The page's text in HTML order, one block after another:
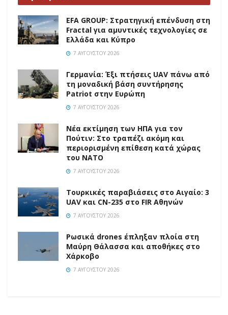
EFA GROUP: Στρατηγική επένδυση στη
Fractal για αμυντικές τεχνολογίες σε
Ελλάδα και Κύπρο
7 ΑΥΓΟΎΣΤΟΥ 2026
Γερμανία: Έξι πτήσεις UAV πάνω από
τη μοναδική βάση συντήρησης
Patriot στην Ευρώπη
7 ΑΥΓΟΎΣΤΟΥ 2026
Νέα εκτίμηση των ΗΠΑ για τον
Πούτιν: Στο τραπέζι ακόμη και
περιορισμένη επίθεση κατά χώρας
του ΝΑΤΟ
7 ΑΥΓΟΎΣΤΟΥ 2026
Τουρκικές παραβιάσεις στο Αιγαίο: 3
UAV και CN-235 στο FIR Αθηνών
7 ΑΥΓΟΎΣΤΟΥ 2026
Ρωσικά drones έπληξαν πλοία στη
Μαύρη Θάλασσα και αποθήκες στο
Χάρκοβο
7 ΑΥΓΟΎΣΤΟΥ 2026